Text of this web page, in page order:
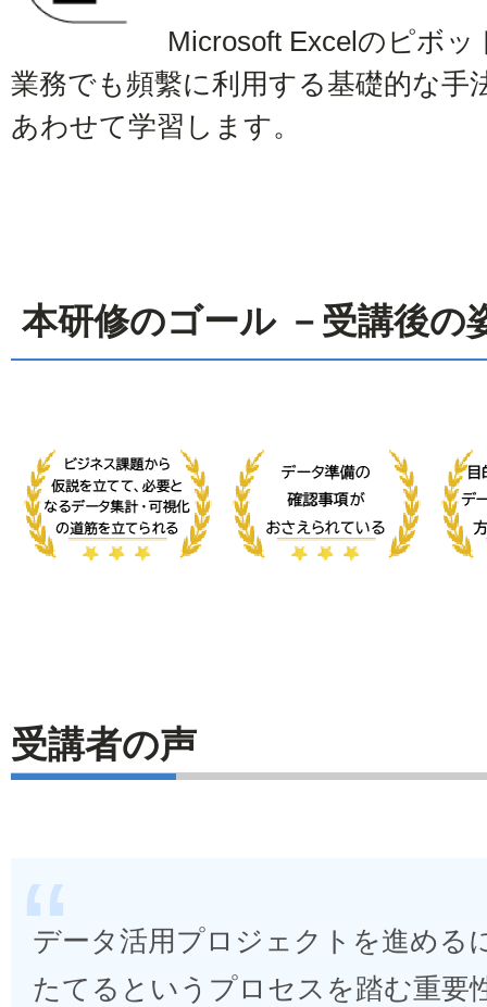
Microsoft Excelのピボ
業務でも頻繫に利用する基礎的な手
あわせて学習します。
本研修のゴール －受講後の
受講者の声
データ活用プロジェクトを進める
たてるというプロセスを踏む重要